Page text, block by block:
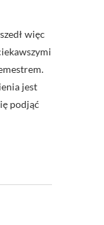
jest
podjąć